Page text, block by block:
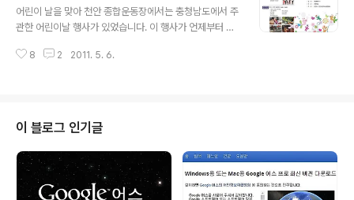
했습니다. -그 4인 가족이라는 것도 결국은 제가 4인 가족
의 가장이기에...- 4인 가족 기준 최저생계비 143만9413
계비 책정에 대한 보건복지부(장관 진수희)가 내세운 명목
어린이 날을 맞아 천안 종합운동장에서는 충청남도에서 주
관한 어린이날 행사가 있었습니다. 이 행사가 언제부터 어
서 년마다 한 번씩 돌아가며 개최된다고 합니다. 문제는 어
사에 투여되는 예산 보다 실질적으로 필요한 곳에 작은 비
용이라도 쓰여지는 것이 낫지 않은가 싶었습니다. 행사는
식전행사와 기념행사 그리고 식후행사로 진행되었으나 행
사의 목적은 기념행사에 있는 것처럼 보였습니다. 예정된
기념행사 시간에 맞춰 충남도지사를 비롯한 지역의 각계
8 2 2011. 5. 6.
이 블로그 인기글